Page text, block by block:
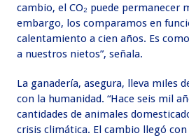
cambio, el CO₂ puede permanecer
embargo, los comparamos en
calentamiento a cien años. Es
a nuestros nietos”, señala.
La ganadería, asegura, lleva miles
con la humanidad. “Hace seis mil
cantidades de animales
crisis climática. El cambio llegó con